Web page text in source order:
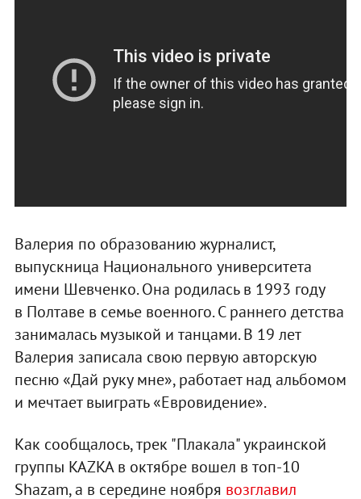
Валерия по образованию журналист,
выпускница Национального университета
имени Шевченко. Она родилась в 1993 году
в Полтаве в семье военного. С раннего детства
занималась музыкой и танцами. В 19 лет
Валерия записала свою первую авторскую
песню «Дай руку мне», работает над альбомом
и мечтает выиграть «Евровидение».
Как сообщалось, трек "Плакала" украинской
группы KAZKA в октябре вошел в топ-10
Shazam, а в середине ноября возглавил